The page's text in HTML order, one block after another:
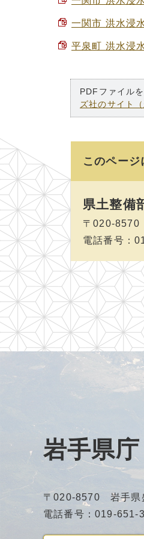
一関市 洪水浸
平泉町 洪水浸
PDFファイル
ズ社のサイト
このページ
県土整
〒020-8570
電話番号：
岩手県庁
〒020-8570 岩手県
電話番号：019-651-